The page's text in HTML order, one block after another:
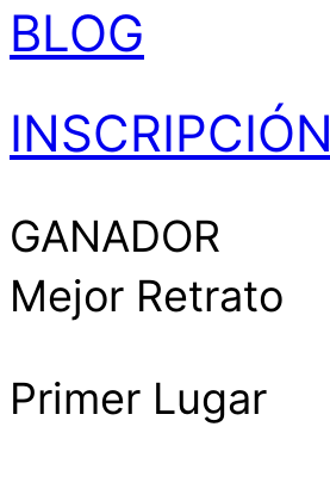
BLOG
INSCRIPCIÓN
GANADOR
Mejor Retrato
Primer Lugar